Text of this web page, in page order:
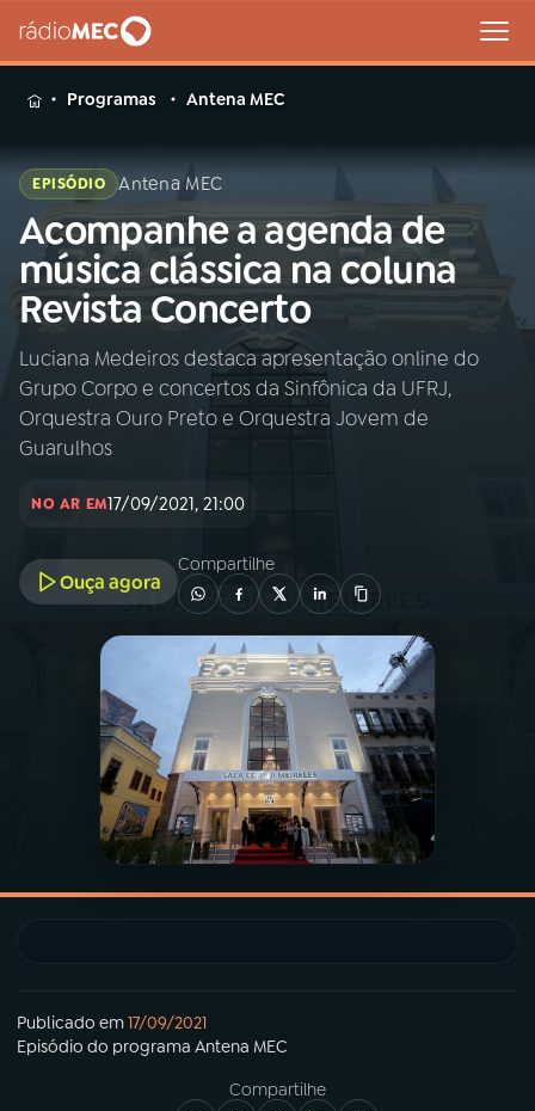
MENU
Buscar
na
Rádio
MEC
Buscar
Início AO VIVO
02A RÁDIO
03PROGRAMAÇÃO
PROGRAMAS
PODCASTS
VIDEOCASTS
Programas Antena MEC
EPISÓDIO Antena MEC
Acompanhe a agenda de
música clássica na coluna
Revista Concerto
Luciana Medeiros destaca apresentação online do
Grupo Corpo e concertos da Sinfônica da UFRJ,
Orquestra Ouro Preto e Orquestra Jovem de
Guarulhos
NO AR EM17/09/2021, 21:00
Ouça agora
Compartilhe
Publicado em17/09/2021
Episódio do programa Antena MEC
Compartilhe